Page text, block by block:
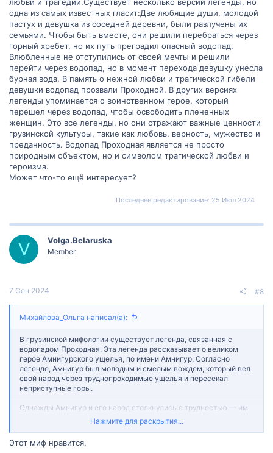
одна из самых известных гласит:Две любящие души, молодой
пастух и девушка из соседней деревни, были разлучены их
семьями. Чтобы быть вместе, они решили перебраться через
горный хребет, но их путь преградил опасный водопад.
Влюбленные не отступились от своей мечты и решили
перейти через водопад, но в момент перехода девушку унесла
бурная вода. В память о нежной любви и трагической гибели
девушки водопад прозвали Проходной. В других версиях
легенды упоминается о воинственном герое, который
перешел через водопад, чтобы освободить плененных
женщин. Это все легенды, но они отражают важные ценности
грузинской культуры, такие как любовь, верность, мужество и
преданность. Водопад Проходная является не просто
природным объектом, но и символом трагической любви и
героизма.
Может что-то ещё интересует?
Последнее редактирование: 25 Июл 2024
V Volga.Belaruska
Member
7 Сен 2024 #8
Михайлова_Ольга написал(а):
В грузинской мифологии существует легенда, связанная с
водопадом Проходная. Эта легенда рассказывает о великом
герое Амнигурского ущелья, по имени Амнигур. Согласно
легенде, Амнигур был молодым и смелым вождем, который вел
свой народ через труднопроходимые ущелья и пересекал
неприступные горы.
Однажды Амнигур и его народ столкнулись с трудностью — им
нужно было преодолеть высокий водопад, который блокировал
им путь. Амнигур, будучи отважным лидером, решился на
обращаясь к богам, сделал скачок сквозь водопад.
Нажмите для раскрытия...
Этот миф нравится.